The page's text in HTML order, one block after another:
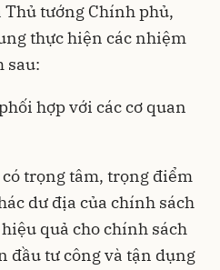
tướng Chính phủ,
thực hiện các nhiệm
sau:
hợp với các cơ quan
trọng tâm, trọng điểm
dư địa của chính sách
quả cho chính sách
đầu tư công và tận dụng